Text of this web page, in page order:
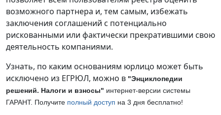
возможного партнера и, тем самым, избежать
заключения соглашений с потенциально
рискованными или фактически прекратившими свою
деятельность компаниями.
Узнать, по каким основаниям юрлицо может быть
исключено из ЕГРЮЛ, можно в "Энциклопедии
решений. Налоги и взносы" интернет-версии системы
ГАРАНТ. Получите полный доступ на 3 дня бесплатно!